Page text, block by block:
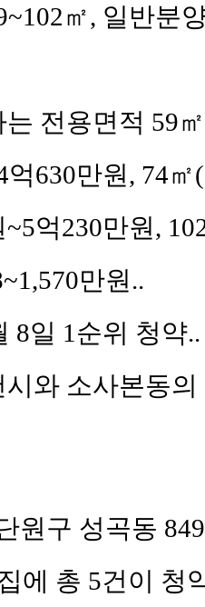
㎡, 일반분
는 전용면적 59
억630만원, 74
억230만원,
만원..
8일 1순위 청
시와 소사본동
원구 성곡동
에 총 5건이 청